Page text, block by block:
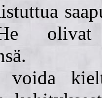
kieltää,